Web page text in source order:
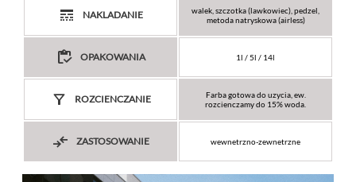
line_style NAKLADANIE
walek, szczotka (lawkowiec), pedzel,
metoda natryskowa (airless)
inventory OPAKOWANIA 1l / 5l / 14l
filter_list_alt ROZCIENCZANIE
Farba gotowa do uzycia, ew.
rozcienczamy do 15% woda.
compare_arrows ZASTOSOWANIE wewnetrzno-zewnetrzne